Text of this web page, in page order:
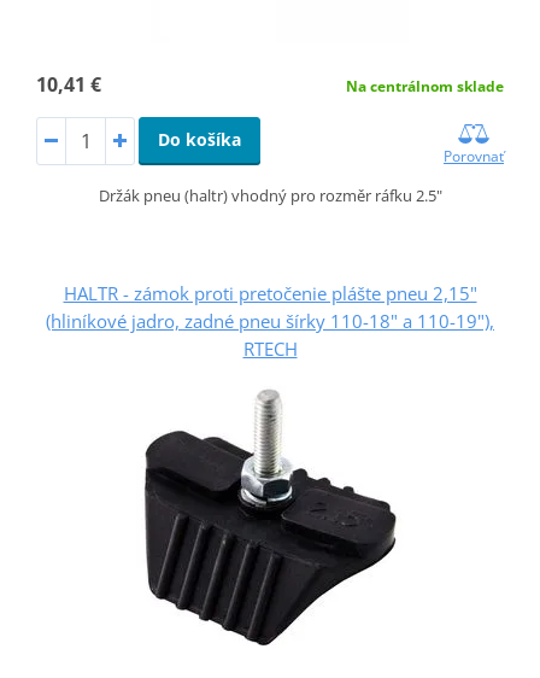
10,41 € Na centrálnom sklade
Do košíka
Porovnať
Držák pneu (haltr) vhodný pro rozměr ráfku 2.5"
HALTR - zámok proti pretočenie plášte pneu 2,15"
(hliníkové jadro, zadné pneu šírky 110-18" a 110-19"),
RTECH